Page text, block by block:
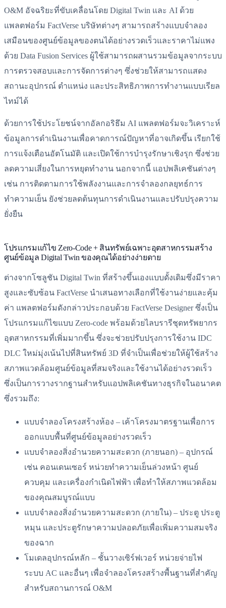
O&M อัจฉริยะที่ขับเคลื่อนโดย Digital Twin และ AI ด้วย
แพลตฟอร์ม FactVerse บริษัทต่างๆ สามารถสร้างแบบจำลอง
เสมือนของศูนย์ข้อมูลของตนได้อย่างรวดเร็วและราคาไม่แพง
ด้วย Data Fusion Services ผู้ใช้สามารถผสานรวมข้อมูลจากระบบ
การตรวจสอบและการจัดการต่างๆ ซึ่งช่วยให้สามารถแสดง
สถานะอุปกรณ์ ตำแหน่ง และประสิทธิภาพการทำงานแบบเรียล
ไทม์ได้
ด้วยการใช้ประโยชน์จากอัลกอริธึม AI แพลตฟอร์มจะวิเคราะห์
ข้อมูลการดำเนินงานเพื่อคาดการณ์ปัญหาที่อาจเกิดขึ้น เรียกใช้
การแจ้งเตือนอัตโนมัติ และเปิดใช้การบำรุงรักษาเชิงรุก ซึ่งช่วย
ลดความเสี่ยงในการหยุดทำงาน นอกจากนี้ แอปพลิเคชันต่างๆ
เช่น การติดตามการใช้พลังงานและการจำลองกลยุทธ์การ
ทำความเย็น ยังช่วยลดต้นทุนการดำเนินงานและปรับปรุงความ
ยั่งยืน
โปรแกรมแก้ไข Zero-Code + สินทรัพย์เฉพาะอุตสาหกรรมสร้าง
ศูนย์ข้อมูล Digital Twin ของคุณได้อย่างง่ายดาย
ต่างจากโซลูชัน Digital Twin ที่สร้างขึ้นเองแบบดั้งเดิมซึ่งมีราคา
สูงและซับซ้อน FactVerse นำเสนอทางเลือกที่ใช้งานง่ายและคุ้ม
ค่า แพลตฟอร์มดังกล่าวประกอบด้วย FactVerse Designer ซึ่งเป็น
โปรแกรมแก้ไขแบบ Zero-code พร้อมด้วยไลบรารีชุดทรัพยากร
อุตสาหกรรมที่เพิ่มมากขึ้น ซึ่งจะช่วยปรับปรุงการใช้งาน IDC
DLC ใหม่มุ่งเน้นไปที่สินทรัพย์ 3D ที่จำเป็นเพื่อช่วยให้ผู้ใช้สร้าง
สภาพแวดล้อมศูนย์ข้อมูลที่สมจริงและใช้งานได้อย่างรวดเร็ว
ซึ่งเป็นการวางรากฐานสำหรับแอปพลิเคชันทางธุรกิจในอนาคต
ซึ่งรวมถึง:
แบบจำลองโครงสร้างห้อง – เค้าโครงมาตรฐานเพื่อการ
ออกแบบพื้นที่ศูนย์ข้อมูลอย่างรวดเร็ว
แบบจำลองสิ่งอำนวยความสะดวก (ภายนอก) – อุปกรณ์
เช่น คอนเดนเซอร์ หน่วยทำความเย็นล่วงหน้า ศูนย์
ควบคุม และเครื่องกำเนิดไฟฟ้า เพื่อทำให้สภาพแวดล้อม
ของคุณสมบูรณ์แบบ
แบบจำลองสิ่งอำนวยความสะดวก (ภายใน) – ประตู ประตู
หมุน และประตูรักษาความปลอดภัยเพื่อเพิ่มความสมจริง
ของฉาก
โมเดลอุปกรณ์หลัก – ชั้นวางเซิร์ฟเวอร์ หน่วยจ่ายไฟ
ระบบ AC และอื่นๆ เพื่อจำลองโครงสร้างพื้นฐานที่สำคัญ
สำหรับสถานการณ์ O&M